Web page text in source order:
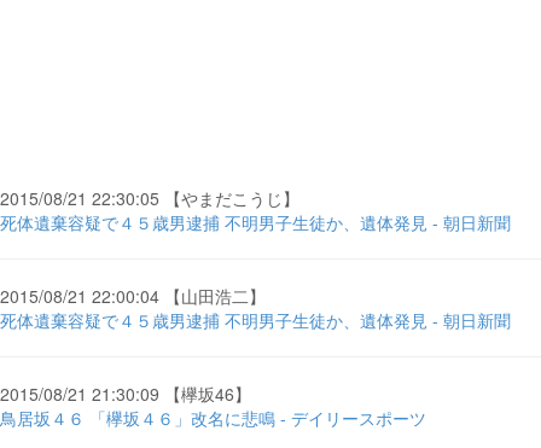
2015/08/21 22:30:05 【やまだこうじ】
死体遺棄容疑で４５歳男逮捕 不明男子生徒か、遺体発見 - 朝日新聞
2015/08/21 22:00:04 【山田浩二】
死体遺棄容疑で４５歳男逮捕 不明男子生徒か、遺体発見 - 朝日新聞
2015/08/21 21:30:09 【欅坂46】
鳥居坂４６ 「欅坂４６」改名に悲鳴 - デイリースポーツ